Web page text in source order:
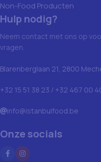
Non-Food Producten
Hulp nodig?
Neem contact met ons op
vragen.
Blarenberglaan 21, 2800
+32 15 51 38 23 / +32 467 00
info@istanbulfood.be
Onze socials